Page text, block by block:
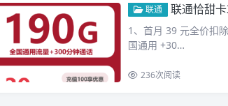
联通 联通恰甜
1、首月 39 元全价扣
国通用 +30…
236次阅读